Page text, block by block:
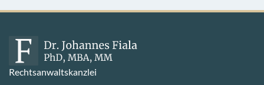
Rechtsanwaltskanzlei